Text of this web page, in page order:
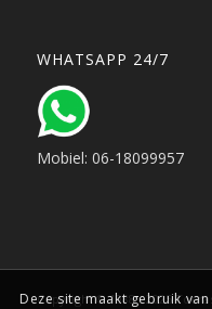
WHATSAPP 24/7
Mobiel: 06-18099957
Copyright © 1988 - 2025
Deze site maakt gebruik